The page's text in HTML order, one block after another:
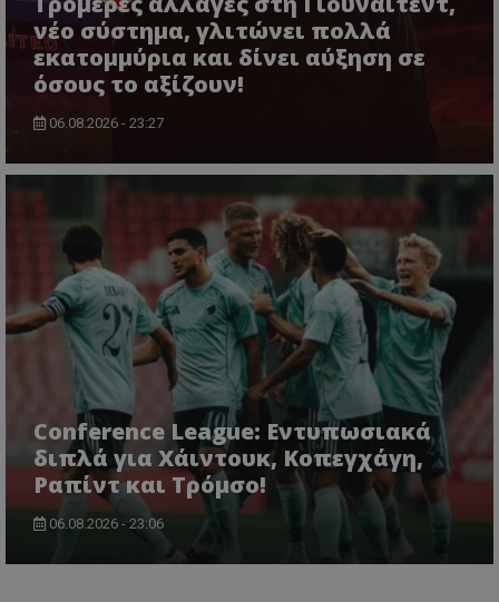
νέο σύστημα, γλιτώνει πολλά
εκατομμύρια και δίνει αύξηση σε
όσους το αξίζουν!
06.08.2026 - 23:27
Conference League: Εντυπωσιακά
διπλά για Χάιντουκ, Κοπεγχάγη,
Ραπίντ και Τρόμσο!
06.08.2026 - 23:06